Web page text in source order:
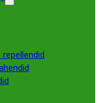
repellendid